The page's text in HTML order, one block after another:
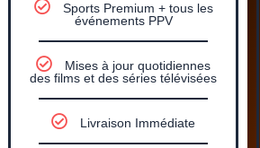
Sports Premium + tous les
événements PPV
Mises à jour quotidiennes
des films et des séries télévisées
Livraison Immédiate